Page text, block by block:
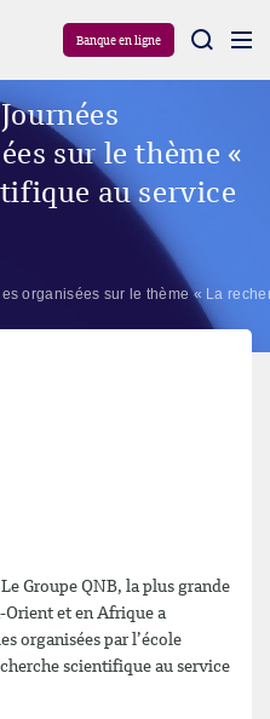
Banque en ligne
sur le thème «
au service
organisées sur le thème « La
Le Groupe QNB, la plus grande
et en Afrique a
organisées par l’école
scientifique au service